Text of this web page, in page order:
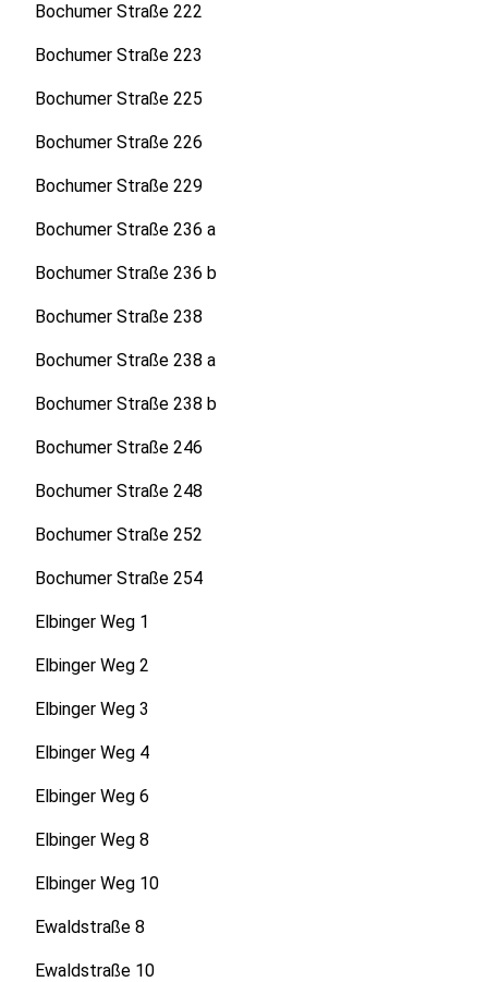
Bochumer Straße 222
Bochumer Straße 223
Bochumer Straße 225
Bochumer Straße 226
Bochumer Straße 229
Bochumer Straße 236 a
Bochumer Straße 236 b
Bochumer Straße 238
Bochumer Straße 238 a
Bochumer Straße 238 b
Bochumer Straße 246
Bochumer Straße 248
Bochumer Straße 252
Bochumer Straße 254
Elbinger Weg 1
Elbinger Weg 2
Elbinger Weg 3
Elbinger Weg 4
Elbinger Weg 6
Elbinger Weg 8
Elbinger Weg 10
Ewaldstraße 8
Ewaldstraße 10